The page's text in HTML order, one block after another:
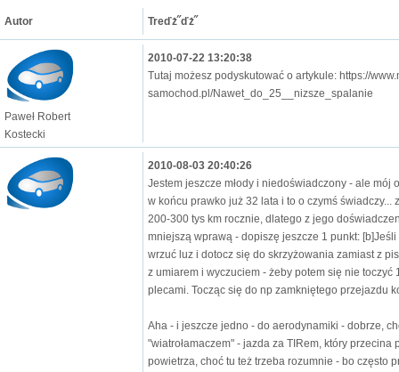
Autor Treďż˝ďż˝
Paweł Robert
Kostecki
2010-07-22 13:20:38
Tutaj możesz podyskutować o artykule: https://
samochod.pl/Nawet_do_25__nizsze_spalanie
2010-08-03 20:40:26
Jestem jeszcze młody i niedoświadczony - ale
w końcu prawko już 32 lata i to o czymś świadczy...
200-300 tys km rocznie, dlatego z jego
mniejszą wprawą - dopiszę jeszcze 1 punkt:
wrzuć luz i dotocz się do skrzyżowania zamiast z
z umiarem i wyczuciem - żeby potem się nie
plecami. Tocząc się do np zamkniętego przejazdu
Aha - i jeszcze jedno - do aerodynamiki - dobrze,
"wiatrołamaczem" - jazda za TIRem, który
powietrza, choć tu też trzeba rozumnie - bo często